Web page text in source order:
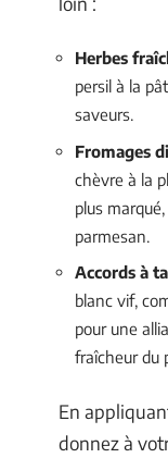
Herbes
persil à la
saveurs.
Fromages
chèvre à la
plus
parmesan.
Accords à
blanc vif,
pour une
fraîcheur du
En
donnez à